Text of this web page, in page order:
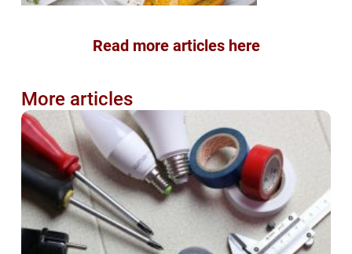
Read more articles here
More articles